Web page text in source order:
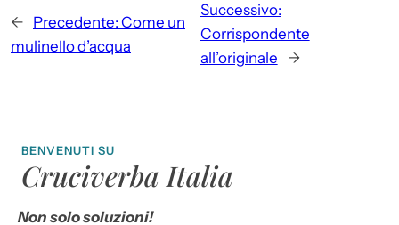
← Precedente: Come un
mulinello d’acqua
Successivo:
Corrispondente
all’originale
→
BENVENUTI SU
Cruciverba Italia
Non solo soluzioni!